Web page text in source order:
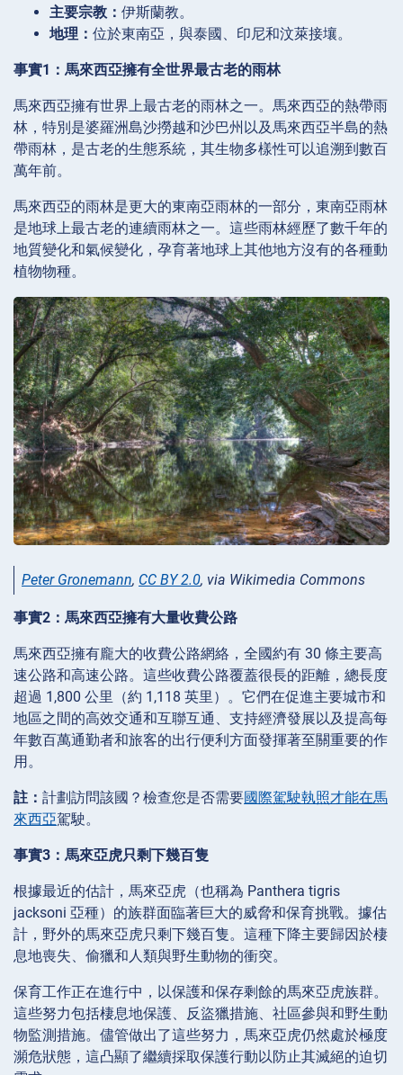
主要宗教： 伊斯蘭教。
地理： 位於東南亞，與泰國、印尼和汶萊接壤。
事實1：馬來西亞擁有全世界最古老的雨林
馬來西亞擁有世界上最古老的雨林之一。馬來西亞的熱帶雨
林，特別是婆羅洲島沙撈越和沙巴州以及馬來西亞半島的熱
帶雨林，是古老的生態系統，其生物多樣性可以追溯到數百
萬年前。
馬來西亞的雨林是更大的東南亞雨林的一部分，東南亞雨林
是地球上最古老的連續雨林之一。這些雨林經歷了數千年的
地質變化和氣候變化，孕育著地球上其他地方沒有的各種動
植物物種。
Peter Gronemann, CC BY 2.0, via Wikimedia Commons
事實2：馬來西亞擁有大量收費公路
馬來西亞擁有龐大的收費公路網絡，全國約有 30 條主要高
速公路和高速公路。這些收費公路覆蓋很長的距離，總長度
超過 1,800 公里（約 1,118 英里）。它們在促進主要城市和
地區之間的高效交通和互聯互通、支持經濟發展以及提高每
年數百萬通勤者和旅客的出行便利方面發揮著至關重要的作
用。
註： 計劃訪問該國？檢查您是否需要國際駕駛執照才能在馬
來西亞駕駛。
事實3：馬來亞虎只剩下幾百隻
根據最近的估計，馬來亞虎（也稱為 Panthera tigris
jacksoni 亞種）的族群面臨著巨大的威脅和保育挑戰。據估
計，野外的馬來亞虎只剩下幾百隻。這種下降主要歸因於棲
息地喪失、偷獵和人類與野生動物的衝突。
保育工作正在進行中，以保護和保存剩餘的馬來亞虎族群。
這些努力包括棲息地保護、反盜獵措施、社區參與和野生動
物監測措施。儘管做出了這些努力，馬來亞虎仍然處於極度
瀕危狀態，這凸顯了繼續採取保護行動以防止其滅絕的迫切